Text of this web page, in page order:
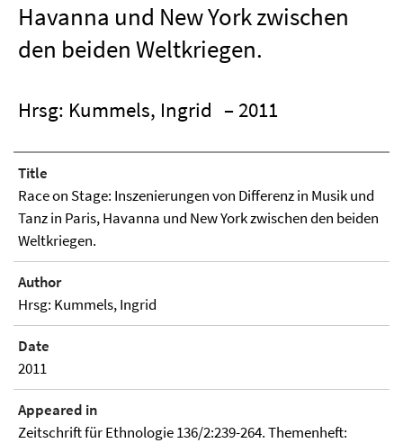
Havanna und New York zwischen
den beiden Weltkriegen.
Hrsg: Kummels, Ingrid – 2011
Title
Race on Stage: Inszenierungen von Differenz in Musik und
Tanz in Paris, Havanna und New York zwischen den beiden
Weltkriegen.
Author
Hrsg: Kummels, Ingrid
Date
2011
Appeared in
Zeitschrift für Ethnologie 136/2:239-264. Themenheft: